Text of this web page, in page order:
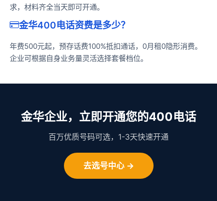
求，材料齐全当天即可开通。
金华400电话资费是多少？
年费500元起，预存话费100%抵扣通话，0月租0隐形消费。
企业可根据自身业务量灵活选择套餐档位。
金华企业，立即开通您的400电话
百万优质号码可选，1-3天快速开通
去选号中心 →